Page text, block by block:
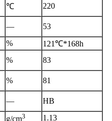
℃ 220
—
53
%
121℃*168h
% 83
% 81
—
HB
g/cm3 1.13